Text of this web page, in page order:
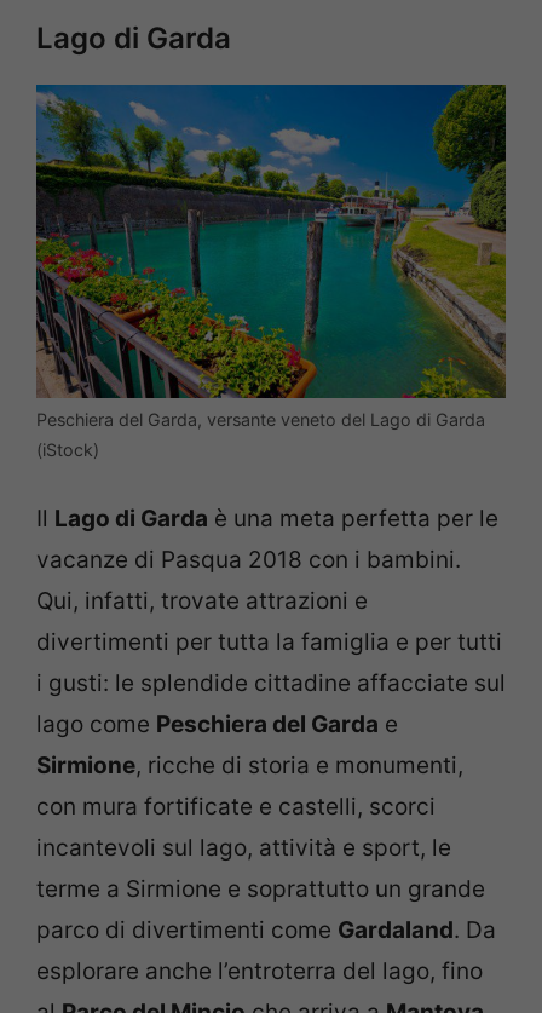
Lago di Garda
Peschiera del Garda, versante veneto del Lago di Garda
(iStock)
Il Lago di Garda è una meta perfetta per le
vacanze di Pasqua 2018 con i bambini.
Qui, infatti, trovate attrazioni e
divertimenti per tutta la famiglia e per tutti
i gusti: le splendide cittadine affacciate sul
lago come Peschiera del Garda e
Sirmione, ricche di storia e monumenti,
con mura fortificate e castelli, scorci
incantevoli sul lago, attività e sport, le
terme a Sirmione e soprattutto un grande
parco di divertimenti come Gardaland. Da
esplorare anche l’entroterra del lago, fino